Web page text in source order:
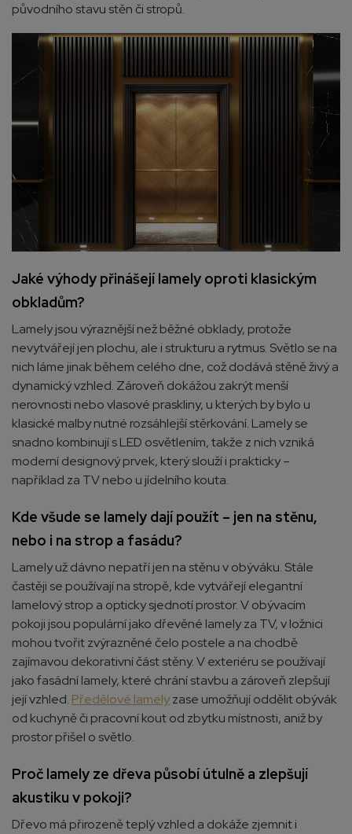
původního stavu stěn či stropů.
Jaké výhody přinášejí lamely oproti klasickým
obkladům?
Lamely jsou výraznější než běžné obklady, protože
nevytvářejí jen plochu, ale i strukturu a rytmus. Světlo se na
nich láme jinak během celého dne, což dodává stěně živý a
dynamický vzhled. Zároveň dokážou zakrýt menší
nerovnosti nebo vlasové praskliny, u kterých by bylo u
klasické malby nutné rozsáhlejší stěrkování. Lamely se
snadno kombinují s LED osvětlením, takže z nich vzniká
moderní designový prvek, který slouží i prakticky –
například za TV nebo u jídelního kouta.
Kde všude se lamely dají použít – jen na stěnu,
nebo i na strop a fasádu?
Lamely už dávno nepatří jen na stěnu v obýváku. Stále
častěji se používají na stropě, kde vytvářejí elegantní
lamelový strop a opticky sjednotí prostor. V obývacím
pokoji jsou populární jako dřevěné lamely za TV, v ložnici
mohou tvořit zvýrazněné čelo postele a na chodbě
zajímavou dekorativní část stěny. V exteriéru se používají
jako fasádní lamely, které chrání stavbu a zároveň zlepšují
její vzhled. Předělové lamelyzase umožňují oddělit obývák
od kuchyně či pracovní kout od zbytku místnosti, aniž by
prostor přišel o světlo.
Proč lamely ze dřeva působí útulně a zlepšují
akustiku v pokoji?
Dřevo má přirozeně teplý vzhled a dokáže zjemnit i